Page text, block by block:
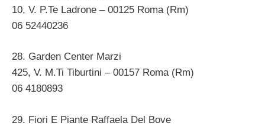
10, V. P.Te Ladrone – 00125 Roma (Rm)
06 52440236
28. Garden Center Marzi
425, V. M.Ti Tiburtini – 00157 Roma (Rm)
06 4180893
29. Fiori E Piante Raffaela Del Bove